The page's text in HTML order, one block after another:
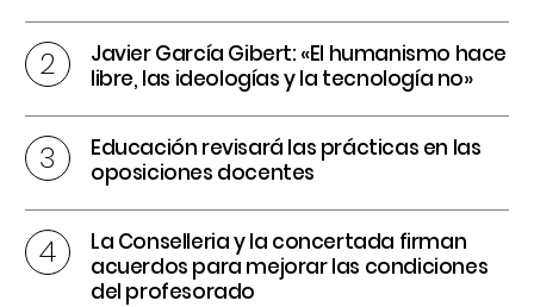
Javier García Gibert: «El humanismo hace
libre, las ideologías y la tecnología no»
Educación revisará las prácticas en las
oposiciones docentes
La Conselleria y la concertada firman
acuerdos para mejorar las condiciones
del profesorado